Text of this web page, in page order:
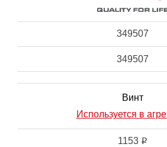
349507
349507
Винт
Используется в
1153 i